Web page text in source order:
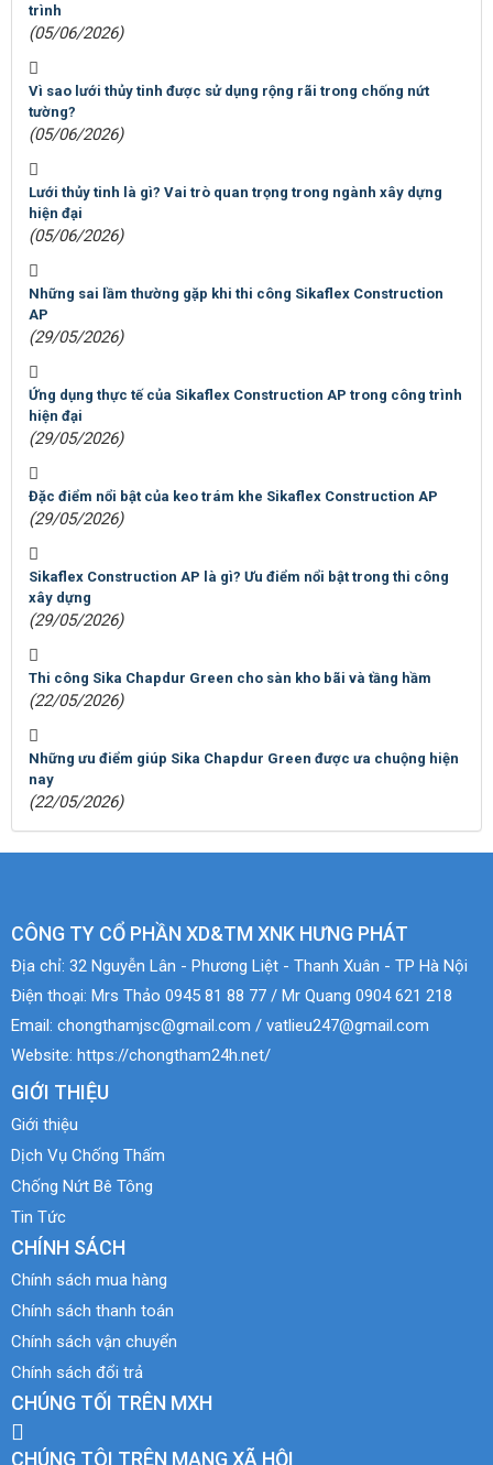
trình
(05/06/2026)
Vì sao lưới thủy tinh được sử dụng rộng rãi trong chống nứt
tường?
(05/06/2026)
Lưới thủy tinh là gì? Vai trò quan trọng trong ngành xây dựng
hiện đại
(05/06/2026)
Những sai lầm thường gặp khi thi công Sikaflex Construction
AP
(29/05/2026)
Ứng dụng thực tế của Sikaflex Construction AP trong công trình
hiện đại
(29/05/2026)
Đặc điểm nổi bật của keo trám khe Sikaflex Construction AP
(29/05/2026)
Sikaflex Construction AP là gì? Ưu điểm nổi bật trong thi công
xây dựng
(29/05/2026)
Thi công Sika Chapdur Green cho sàn kho bãi và tầng hầm
(22/05/2026)
Những ưu điểm giúp Sika Chapdur Green được ưa chuộng hiện
nay
(22/05/2026)
CÔNG TY CỔ PHẦN XD&TM XNK HƯNG PHÁT
Địa chỉ: 32 Nguyễn Lân - Phương Liệt - Thanh Xuân - TP Hà Nội
Điện thoại: Mrs Thảo 0945 81 88 77 / Mr Quang 0904 621 218
Email: chongthamjsc@gmail.com / vatlieu247@gmail.com
Website: https://chongtham24h.net/
GIỚI THIỆU
Giới thiệu
Dịch Vụ Chống Thấm
Chống Nứt Bê Tông
Tin Tức
CHÍNH SÁCH
Chính sách mua hàng
Chính sách thanh toán
Chính sách vận chuyển
Chính sách đổi trả
CHÚNG TỐI TRÊN MXH
CHÚNG TÔI TRÊN MẠNG XÃ HỘI